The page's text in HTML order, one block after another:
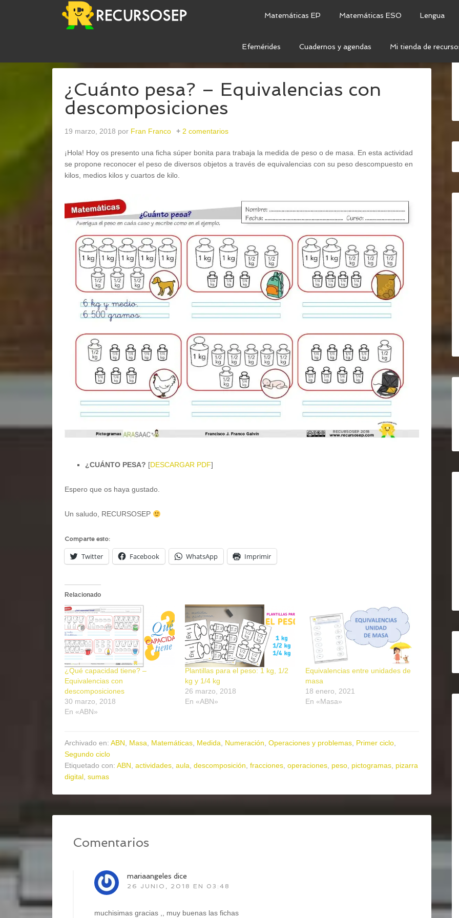
Matemáticas EP Matemáticas ESO Lengua
Efemérides Cuadernos y agendas Mi tienda de
¿CUÁNTO PESA? – EQUIVALENCIAS CON DESCOMPOSICIONES
¿Cuánto pesa? – Equivalencias con
descomposiciones
19 marzo, 2018 por Fran Franco 2 comentarios
¡Hola! Hoy os presento una ficha súper bonita para trabaja la medida de peso o de masa. En esta actividad
se propone reconocer el peso de diversos objetos a través de equivalencias con su peso descompuesto en
kilos, medios kilos y cuartos de kilo.
¿CUÁNTO PESA? [DESCARGAR PDF]
Espero que os haya gustado.
Un saludo, RECURSOSEP
Comparte esto:
Twitter Facebook WhatsApp Imprimir
Relacionado
¿Qué capacidad tiene? –
Equivalencias con
descomposiciones
30 marzo, 2018
En «ABN»
Plantillas para el peso: 1 kg, 1/2
kg y 1/4 kg
26 marzo, 2018
En «ABN»
Equivalencias entre unidades de
masa
18 enero, 2021
En «Masa»
Archivado en: ABN Masa Matemáticas Medida Numeración Operaciones y problemas Primer ciclo
Segundo ciclo
Etiquetado con: ABN actividades aula descomposición fracciones operaciones peso pictogramas pizarra
digital sumas
Comentarios
mariaangeles dice
26 JUNIO, 2018 EN 03:48
muchisimas gracias ,, muy buenas las fichas